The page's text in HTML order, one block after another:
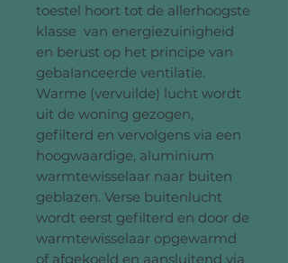
toestel hoort tot de allerhoogste
klasse van energiezuinigheid
en berust op het principe van
gebalanceerde ventilatie.
Warme (vervuilde) lucht wordt
uit de woning gezogen,
gefilterd en vervolgens via een
hoogwaardige, aluminium
warmtewisselaar naar buiten
geblazen. Verse buitenlucht
wordt eerst gefilterd en door de
warmtewisselaar opgewarmd
of afgekoeld en aansluitend via